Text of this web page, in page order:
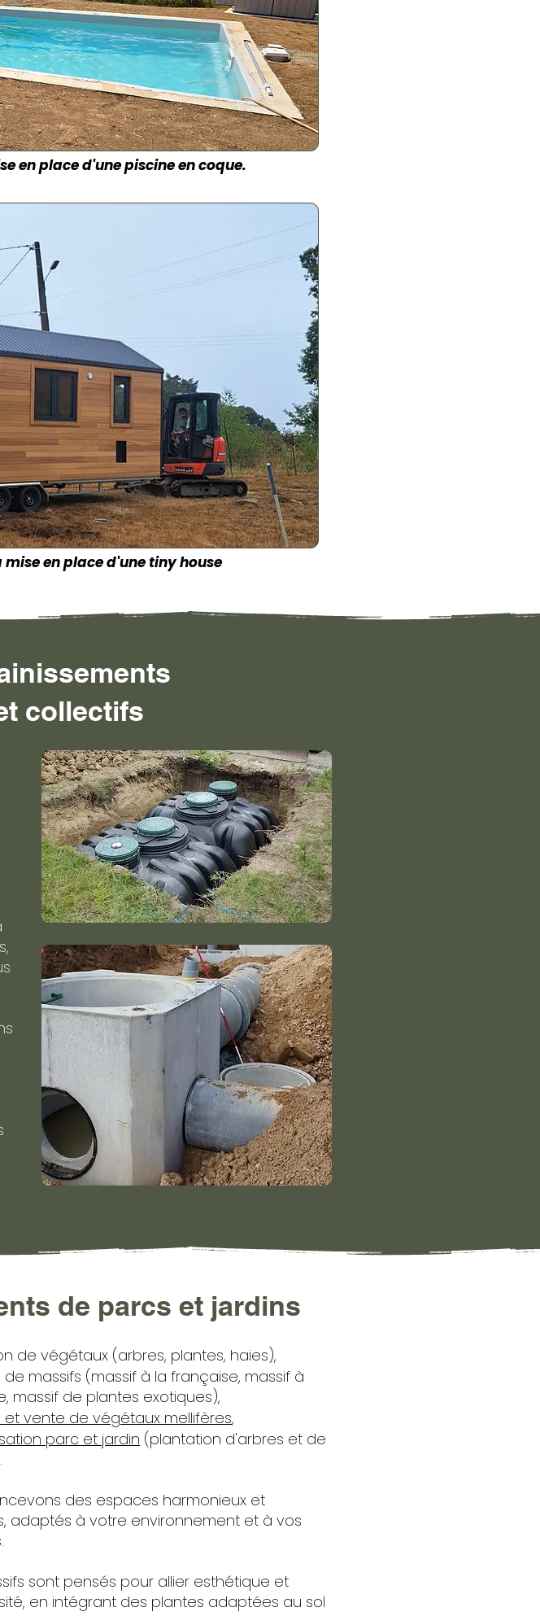
en place d'une piscine en coque.
en place d'une tiny house
collectifs
de parcs et jardins
de végétaux (arbres, plantes, haies),
massifs (massif à la française, massif à
massif de plantes exotiques),
et vente de végétaux mellifères,
parc et jardin (plantation d'arbres et de
des espaces harmonieux et
adaptés à votre environnement et à vos
sont pensés pour allier esthétique et
en intégrant des plantes adaptées au sol